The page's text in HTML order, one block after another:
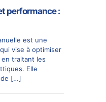
performance :
est une
vise à optimiser
traitant les
Elle
[…]